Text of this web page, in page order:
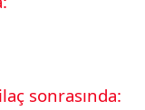
sonrasında: